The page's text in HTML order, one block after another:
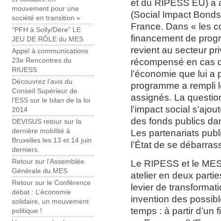
mouvement pour une
société en transition »
“PFH à Solly/Dère” LE
JEU DE RÔLE du MES
Appel à communications
23e Rencontres du
RIUESS
Découvrez l’avis du
Conseil Supérieur de
l’ESS sur le bilan de la loi
2014
DEVISUS retour sur la
dernière mobilité à
Bruxelles les 13 et 14 juin
derniers.
Retour sur l’Assemblée
Générale du MES
Retour sur le Conférence
débat : L’économie
solidaire, un mouvement
politique !
et du RIPESS EU) a
(Social Impact
France. Dans « les
financement de
revient au secteur
récompensé en cas
l’économie que lui
programme a rempli
assignés. La
l’impact social
des fonds publics
Les partenariats
l’État de se
Le RIPESS et le
atelier en deux
levier de
invention des
temps : à partir d’un